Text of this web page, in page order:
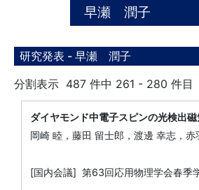
早瀬 潤子
研究発表 - 早瀬 潤子
分割表示 487 件中 261 - 280 件目
ダイヤモンド中電子スピンの光検出
岡崎 睦，藤田 留士郎，渡邊 幸志，
[国内会議] 第63回応用物理学会春季